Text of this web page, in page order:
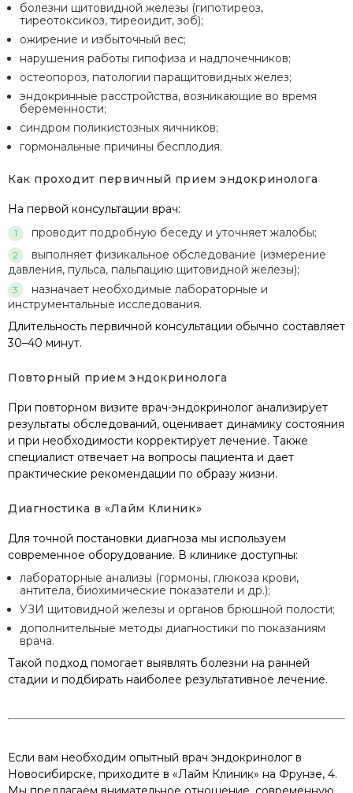
болезни щитовидной железы (гипотиреоз,
тиреотоксикоз, тиреоидит, зоб);
ожирение и избыточный вес;
нарушения работы гипофиза и надпочечников;
остеопороз, патологии паращитовидных желез;
эндокринные расстройства, возникающие во время
беременности;
синдром поликистозных яичников;
гормональные причины бесплодия.
Как проходит первичный прием эндокринолога
На первой консультации врач:
проводит подробную беседу и уточняет жалобы;
выполняет физикальное обследование (измерение
давления, пульса, пальпацию щитовидной железы);
назначает необходимые лабораторные и
инструментальные исследования.
Длительность первичной консультации обычно составляет
30–40 минут.
Повторный прием эндокринолога
При повторном визите врач-эндокринолог анализирует
результаты обследований, оценивает динамику состояния
и при необходимости корректирует лечение. Также
специалист отвечает на вопросы пациента и дает
практические рекомендации по образу жизни.
Диагностика в «Лайм Клиник»
Для точной постановки диагноза мы используем
современное оборудование. В клинике доступны:
лабораторные анализы (гормоны, глюкоза крови,
антитела, биохимические показатели и др.);
УЗИ щитовидной железы и органов брюшной полости;
дополнительные методы диагностики по показаниям
врача.
Такой подход помогает выявлять болезни на ранней
стадии и подбирать наиболее результативное лечение.
Если вам необходим опытный врач эндокринолог в
Новосибирске, приходите в «Лайм Клиник» на Фрунзе, 4.